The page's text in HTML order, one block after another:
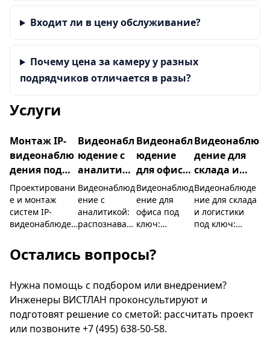
Входит ли в цену обслуживание?
Почему цена за камеру у разных
подрядчиков отличается в разы?
Услуги
Монтаж IP-
видеонаблю
дения под
ключ в
Москве и по
России
Проектировани
е и монтаж
систем IP-
видеонаблюден
Москве и по
всей России:
серверы
видеозаписи,
видеоаналитик
а, интеграция
со СКУД. Свои
Видеонабл
юдение с
аналитико
й и
распознав
анием под
ключ
Видеонаблюд
ение с
аналитикой:
распознаван
детекция
оставленных
предметов,
посетителей,
поиск по
Видеонабл
юдение
для офиса
под ключ
Видеонаблюд
ение для
офиса под
ключ:
WDR против
засветки от
контроль
входов и
ресепшен,
интеграция
со СКУД,
Видеонаблю
дение для
склада и
логистики
под ключ
Видеонаблюде
ние для склада
и логистики
под ключ:
проходов,
распознавание
на воротах,
Остались вопросы?
Нужна помощь с подбором или внедрением?
Инженеры ВИСТЛАН проконсультируют и
подготовят решение со сметой: рассчитать проект
или позвоните+7 (495) 638-50-58.